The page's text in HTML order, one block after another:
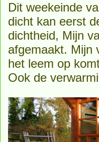
Dit weekeinde
dicht kan eerst
dichtheid, Mijn
afgemaakt. Mijn
het leem op
Ook de